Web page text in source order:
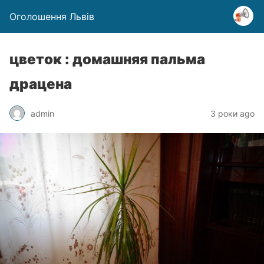
Оголошення Львів
цветок : домашняя пальма
драцена
admin 3 роки ago